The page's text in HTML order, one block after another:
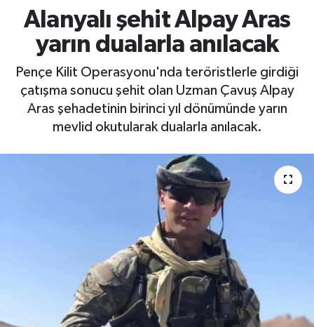
Alanyalı şehit Alpay Aras
yarın dualarla anılacak
Pençe Kilit Operasyonu'nda teröristlerle girdiği
çatışma sonucu şehit olan Uzman Çavuş Alpay
Aras şehadetinin birinci yıl dönümünde yarın
mevlid okutularak dualarla anılacak.
Diğer
Dünya
Ekonomi
Gizlilik İlkeleri - Privacy Policy
Güncel
Turizm
Haber Arşivi